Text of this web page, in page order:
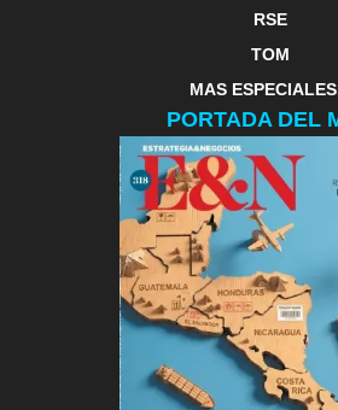
RSE
TOM
MAS
PORTADA DEL